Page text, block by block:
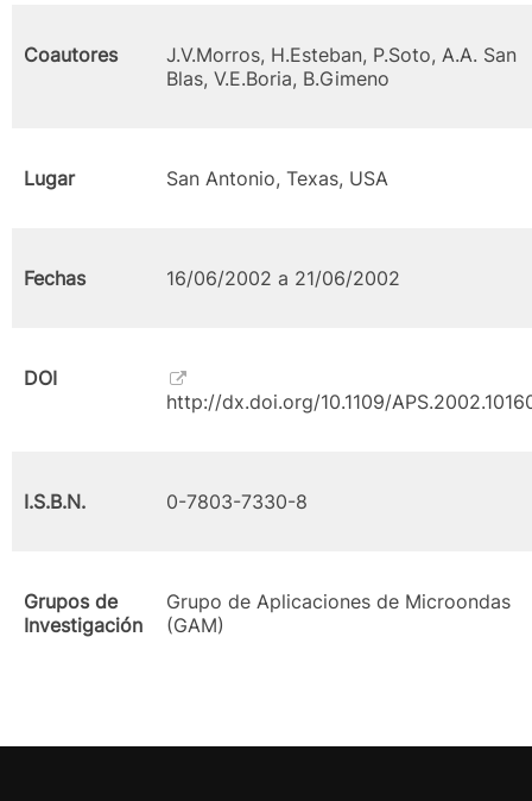
Coautores
J.V.Morros, H.Esteban, P.Soto, A.A. San
Blas, V.E.Boria, B.Gimeno
Lugar San Antonio, Texas, USA
Fechas 16/06/2002 a 21/06/2002
DOI
http://dx.doi.org/10.1109/
I.S.B.N. 0-7803-7330-8
Grupos de
Investigación
Grupo de Aplicaciones de Microondas
(GAM)